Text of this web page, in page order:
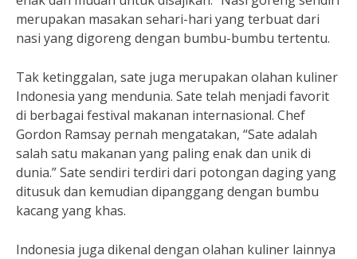
merupakan masakan sehari-hari yang terbuat dari
nasi yang digoreng dengan bumbu-bumbu tertentu.
Tak ketinggalan, sate juga merupakan olahan kuliner
Indonesia yang mendunia. Sate telah menjadi favorit
di berbagai festival makanan internasional. Chef
Gordon Ramsay pernah mengatakan, “Sate adalah
salah satu makanan yang paling enak dan unik di
dunia.” Sate sendiri terdiri dari potongan daging yang
ditusuk dan kemudian dipanggang dengan bumbu
kacang yang khas.
Indonesia juga dikenal dengan olahan kuliner lainnya